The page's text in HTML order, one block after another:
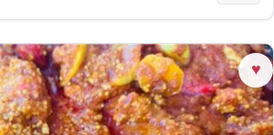
♥